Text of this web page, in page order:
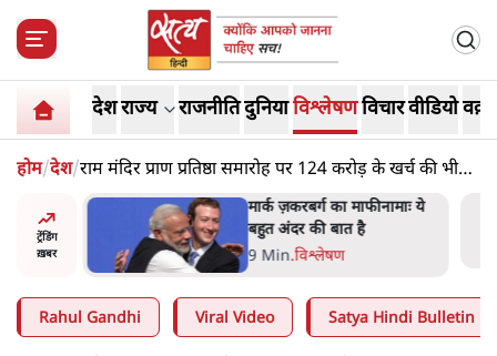
देशराज्य राजनीतिदुनियाविश्लेषणविचारवीडियो
होम/देश/राम मंदिर प्राण प्रतिष्ठा समारोह पर 124 करोड़ के खर्च की भी
SIT जांच
ट्रेंडिंग
ख़बर
भागवत
मार्क ज़करबर्ग का माफीनामाः ये
बहुत अंदर की बात है
9 Min.विश्लेषण
Rahul Gandhi Viral Video Satya Hindi Bulletin